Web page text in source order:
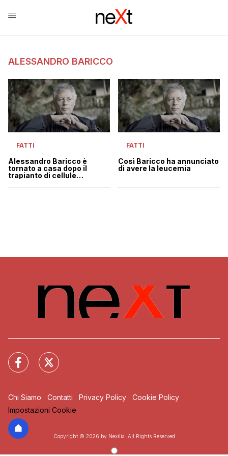
ALESSANDRO BARICCO
FATTI
Alessandro Baricco è
tornato a casa dopo il
trapianto di cellule
FATTI
Così Baricco ha annunciato
di avere la leucemia
Chi Siamo Contatti Privacy Policy
Cookie Policy
Impostazioni Cookie
Copyright © 2026 by Nexilia. All Rights Reserved